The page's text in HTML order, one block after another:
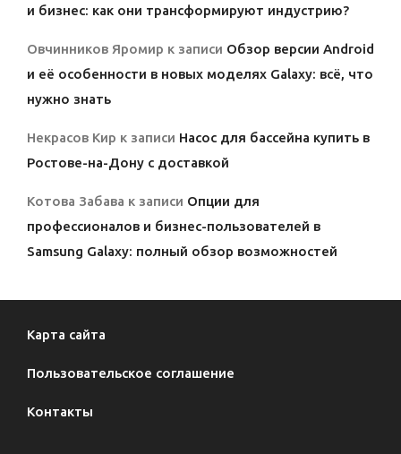
и бизнес: как они трансформируют индустрию?
Овчинников Яромир к записи Обзор версии Android
и её особенности в новых моделях Galaxy: всё, что
нужно знать
Некрасов Кир к записи Насос для бассейна купить в
Ростове-на-Дону с доставкой
Котова Забава к записи Опции для
профессионалов и бизнес-пользователей в
Samsung Galaxy: полный обзор возможностей
Карта сайта
Пользовательское соглашение
Контакты